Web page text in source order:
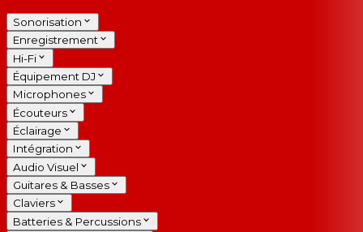
Sonorisation
Enregistrement
Hi-Fi
Équipement DJ
Microphones
Écouteurs
Éclairage
Intégration
Audio Visuel
Guitares & Basses
Claviers
Batteries & Percussions